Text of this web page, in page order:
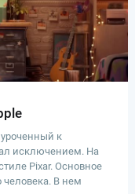
к
исключением. На
Pixar. Основное
человека. В нем